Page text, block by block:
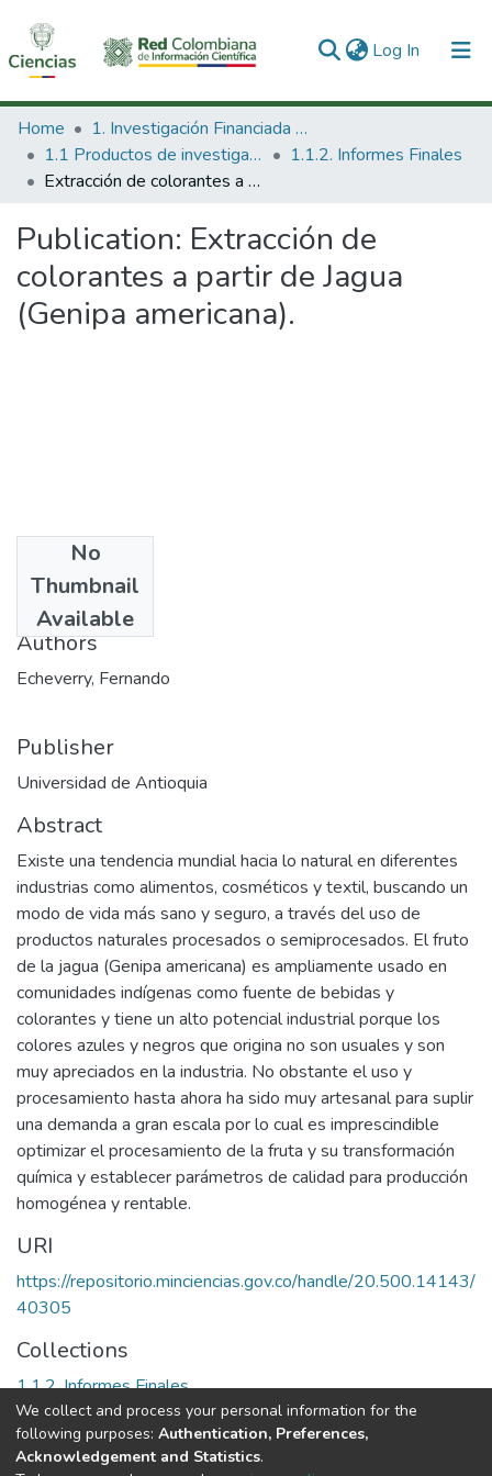
Log In (current)
Communities & Collections
All of DSpace
Home
1. Investigación Financiada con Recursos Públicos
1.1 Productos de investigación
1.1.2. Informes Finales
Extracción de colorantes a partir de Jagua (Genipa americana).
Publication: Extracción de
colorantes a partir de Jagua
(Genipa americana).
No
Thumbnail
Available
2012-02-29
Authors
Echeverry, Fernando
Publisher
Universidad de Antioquia
Abstract
Existe una tendencia mundial hacia lo natural en diferentes
industrias como alimentos, cosméticos y textil, buscando un
modo de vida más sano y seguro, a través del uso de
productos naturales procesados o semiprocesados. El fruto
de la jagua (Genipa americana) es ampliamente usado en
comunidades indígenas como fuente de bebidas y
colorantes y tiene un alto potencial industrial porque los
colores azules y negros que origina no son usuales y son
muy apreciados en la industria. No obstante el uso y
procesamiento hasta ahora ha sido muy artesanal para suplir
una demanda a gran escala por lo cual es imprescindible
optimizar el procesamiento de la fruta y su transformación
química y establecer parámetros de calidad para producción
homogénea y rentable.
URI
https://repositorio.minciencias.gov.co/handle/20.500.14143/
40305
Collections
1.1.2. Informes Finales
Full item page
We collect and process your personal information for the
following purposes: Authentication, Preferences,
Acknowledgement and Statistics.